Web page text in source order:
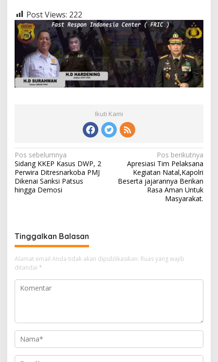
Post Views: 222
Ikuti Kami
Navigasi
pos
Pos sebelumnya
Sidang KKEP Kasus DWP, 2
Perwira Ditresnarkoba PMJ
Dikenai Sanksi Patsus
hingga Demosi
Pos berikutnya
Apresiasi Tim Pelaksana
Kegiatan Natal,Kapolri
Beserta jajarannya Berikan
Rasa Aman Untuk
Masyarakat.
Tinggalkan Balasan
Alamat email Anda tidak akan dipublikasikan. Ruas yang wajib
ditandai *